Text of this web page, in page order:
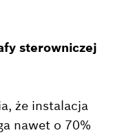
sterowniczej
że instalacja
nawet o 70%